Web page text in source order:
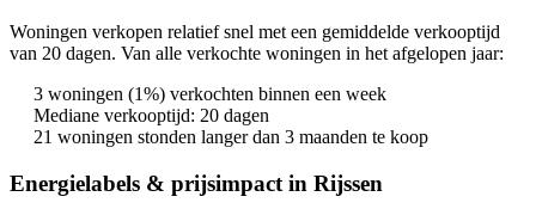
Woningen verkopen relatief snel met een gemiddelde verkooptijd
van 20 dagen. Van alle verkochte woningen in het afgelopen jaar:
3 woningen (1%) verkochten binnen een week
Mediane verkooptijd: 20 dagen
21 woningen stonden langer dan 3 maanden te koop
Energielabels & prijsimpact in Rijssen